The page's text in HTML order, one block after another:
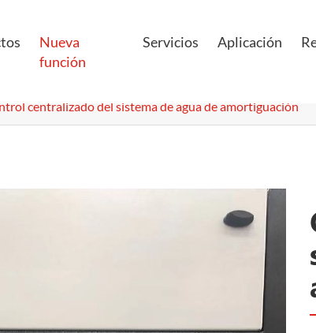
Nueva
función
Servicios Aplicación
centralizado del sistema de agua de amortiguación